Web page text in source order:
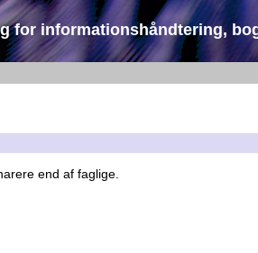
for informationshåndtering,
end af faglige.